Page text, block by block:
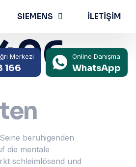
SIEMENS İLETİŞİM
Merkezi
166
Online Danışma
WhatsApp
beruhigenden
die mentale
schleimlösend und